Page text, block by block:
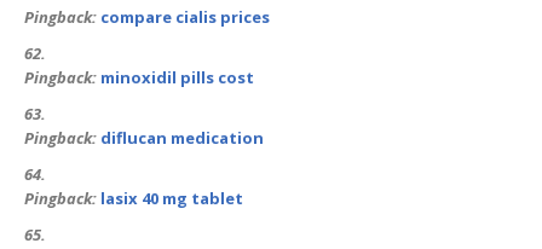
Pingback: compare cialis prices
Pingback: minoxidil pills cost
Pingback: diflucan medication
Pingback: lasix 40 mg tablet